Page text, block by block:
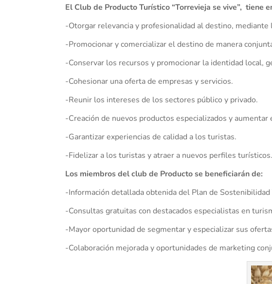
El Club de Producto Turístico “Torrevieja se vive”, tiene
-Otorgar relevancia y profesionalidad al destino,
-Promocionar y comercializar el destino de manera
-Conservar los recursos y promocionar la identidad local,
-Cohesionar una oferta de empresas y servicios.
-Reunir los intereses de los sectores público y privado.
-Creación de nuevos productos especializados y
-Garantizar experiencias de calidad a los turistas.
-Fidelizar a los turistas y atraer a nuevos perfiles turísticos.
Los miembros del club de Producto se beneficiarán de:
-Información detallada obtenida del Plan de
-Consultas gratuitas con destacados especialistas en
-Mayor oportunidad de segmentar y especializar sus
-Colaboración mejorada y oportunidades de marketing